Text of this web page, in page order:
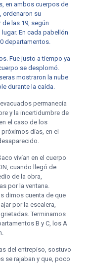
en ambos cuerpos de
ordenaron su
las 19, según
En cada pabellón
departamentos.
Fue justo a tiempo ya
se desplomó.
mostraron la nube
durante la caída.
permanecía
y la incertidumbre de
el caso de los
días, en el
vivían en el cuerpo
cuando llegó de
de la obra,
por la ventana.
dimos cuenta de que
por la escalera,
Terminamos
B y C, los A
del entrepiso, sostuvo
se rajaban y que, poco